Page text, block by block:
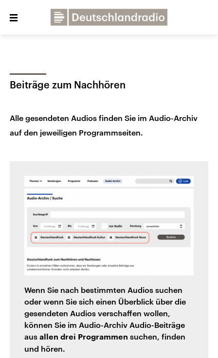
Close
Deutschlandfunk
Deutschlandfunk Kultur
Dialog und Kontakt Veranstaltungen
Beiträge zum Nachhören
Alle gesendeten Audios finden Sie im Audio-Archiv
auf den jeweiligen Programmseiten.
Wenn Sie nach bestimmten Audios suchen
oder wenn Sie sich einen Überblick über die
gesendeten Audios verschaffen wollen,
können Sie im Audio-Archiv Audio-Beiträge
aus allen drei Programmen suchen, finden
und hören.